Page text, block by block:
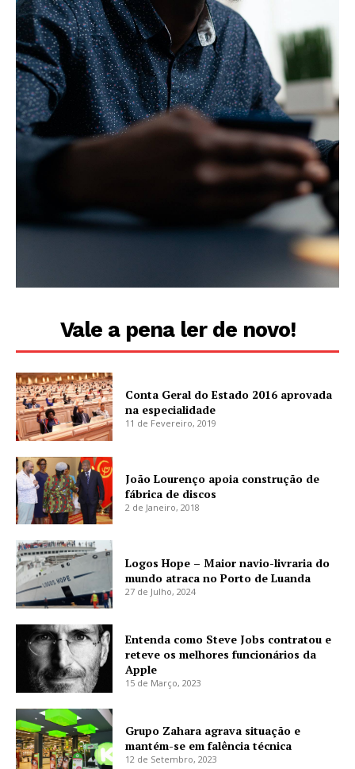
Vale a pena ler de novo!
Conta Geral do Estado 2016 aprovada
na especialidade
11 de Fevereiro, 2019
João Lourenço apoia construção de
fábrica de discos
2 de Janeiro, 2018
Logos Hope – Maior navio-livraria do
mundo atraca no Porto de Luanda
27 de Julho, 2024
Entenda como Steve Jobs contratou e
reteve os melhores funcionários da
Apple
15 de Março, 2023
Grupo Zahara agrava situação e
mantém-se em falência técnica
12 de Setembro, 2023